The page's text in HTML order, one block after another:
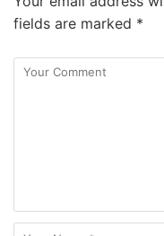
fields are marked *